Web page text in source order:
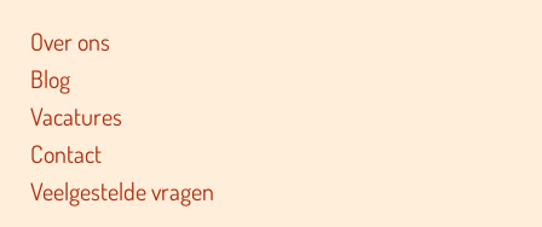
Over ons
Blog
Vacatures
Contact
Veelgestelde vragen